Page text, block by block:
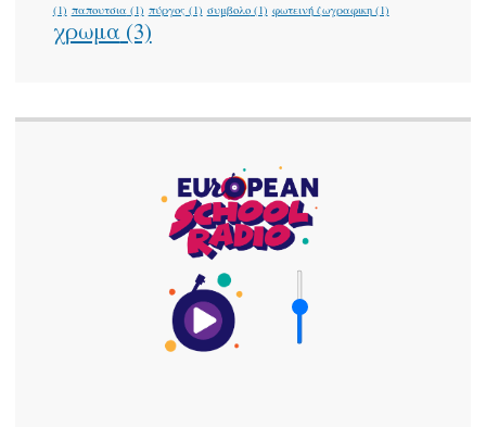
(1) παπουτσια (1) πύργος (1) συμβολο(1) φωτεινή ζωγραφικη(1)
χρωμα(3)